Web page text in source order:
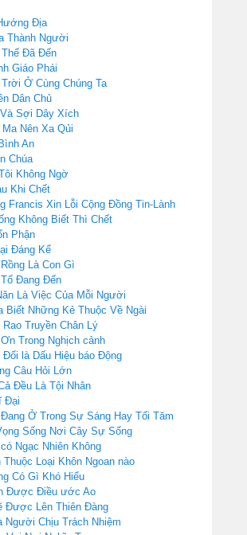
Địa
Thành Người
Đã Đến
Giáo Phái
Ở Cùng Chúng Ta
Dân Chủ
Sợi Dây Xích
Nên Xa Qủi
An
Chúa
Không Ngờ
Khi Chết
Francis Xin Lỗi Cộng Đồng Tin-Lành
Không Biết Thì Chết
Phận
Đáng Kể
Là Con Gì
Đang Đến
Là Việc Của Mỗi Người
Biết Những Kẻ Thuộc Về Ngài
Rao Truyền Chân Lý
Trong Nghịch cảnh
Đổi là Dấu Hiệu báo Động
Câu Hỏi Lớn
Đều Là Tội Nhân
Đại
Ở Trong Sự Sáng Hay Tối Tăm
Sống Nơi Cây Sự Sống
Ngạc Nhiên Không
Thuộc Loại Khôn Ngoan nào
Có Gì Khó Hiểu
Được Điều ước Ao
Được Lên Thiên Đàng
Người Chịu Trách Nhiệm